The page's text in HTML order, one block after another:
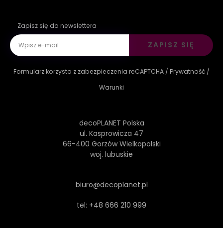
Zapisz się do newslettera
ZAPISZ SIĘ
Formularz korzysta z zabezpieczenia reCAPTCHA / Prywatność /
Warunki
decoPLANET Polska
ul. Kasprowicza 47
66-400 Gorzów Wielkopolski
woj. lubuskie
biuro@decoplanet.pl
tel: +48 666 210 999